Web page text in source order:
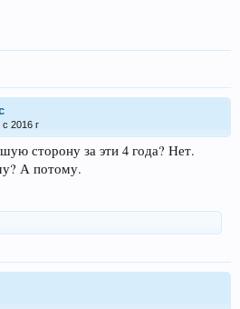
2016 г
сторону за эти 4 года? Нет.
А потому.